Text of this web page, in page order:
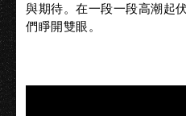
與期待。在一段一段高潮起
們睜開雙眼。